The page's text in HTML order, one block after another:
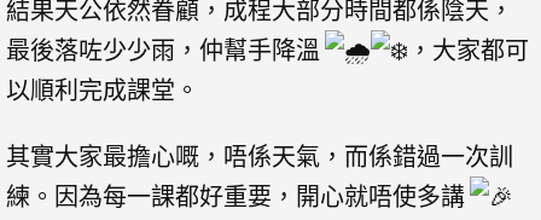
結果天公依然眷顧，成程大部分時間都係陰天，
最後落咗少少雨，仲幫手降溫
，大家都可
以順利完成課堂。
其實大家最擔心嘅，唔係天氣，而係錯過一次訓
練。因為每一課都好重要，開心就唔使多講